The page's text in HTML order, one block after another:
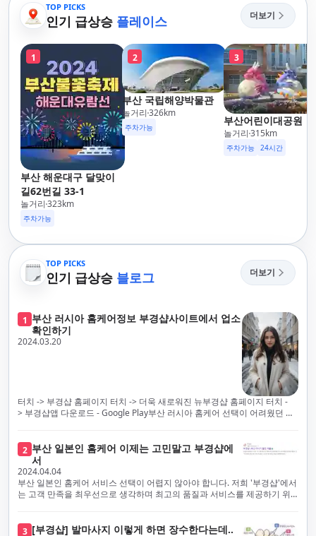
TOP PICKS
인기 급상승 플레이스 더보기
1
부산 해운대구 달맞이
길62번길 33-1
놀거리 323km
주차가능
2
부산 국립해양박물관
놀거리 326km
주차가능
3
부산어린이대공원
놀거리 315km
주차가능 24시간
TOP PICKS
인기 급상승 블로그 더보기
1 부산 러시아 홈케어정보 부경샵사이트에서 업소
확인하기
2024.03.20
터치 -> 부경샵 홈페이지 터치 -> 더욱 새로워진 뉴부경샵 홈페이지 터치 -
> 부경샵앱 다운로드 - Google Play부산 러시아 홈케어 선택이 어려웠던 시
스의 모든 과정을 후불제로 운영합니다. 이는 고객님의 최대 편의를 보장하
기 위한 부경샵의 약속입니다.부경샵은 현장에서 바로 고객님께 서비스를
제공하는 깨끗하고 전문적으로 훈련된 관리사들을 다수 보유하고 있음을 자
랑스럽게 생각합니다. 이는 프리미엄 부산 러시아 홈케어 경험을 제공하기
위한 부경샵의 노력의 일환입니다.현 시대의 불확실성 속에서, 안전은 부경
하고 개인의 건강 상태를 지속적으로 모니터링합니다.예약금을 요구하는 업
2 부산 일본인 홈케어 이제는 고민말고 부경샵에
서
2024.04.04
부산 일본인 홈케어 서비스 선택이 어렵지 않아야 합니다. 저희 '부경샵'에서
는 고객 만족을 최우선으로 생각하며 최고의 품질과 서비스를 제공하기 위
프리미엄 부산 일본인 홈케어 경험을 제공하고자 현장에서 직접 깨끗하고
3 [부경샵] 발마사지 이렇게 하면 장수한다는데..